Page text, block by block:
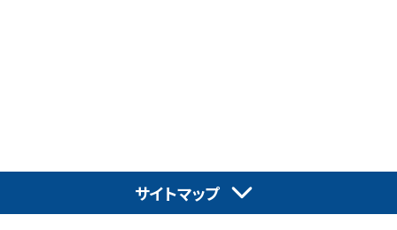
サイトマップ